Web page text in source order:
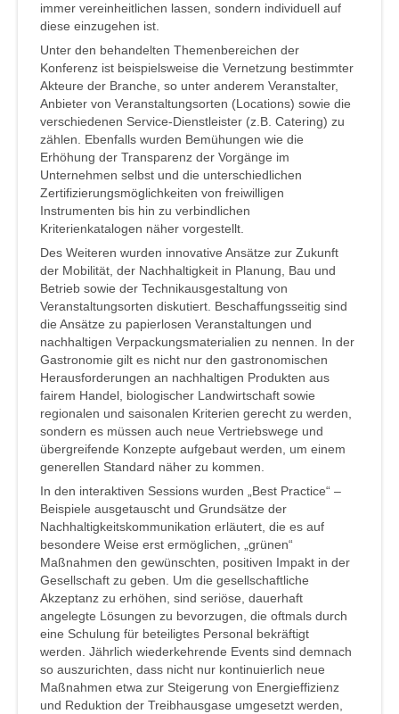
immer vereinheitlichen lassen, sondern individuell auf
diese einzugehen ist.
Unter den behandelten Themenbereichen der
Konferenz ist beispielsweise die Vernetzung bestimmter
Akteure der Branche, so unter anderem Veranstalter,
Anbieter von Veranstaltungsorten (Locations) sowie die
verschiedenen Service-Dienstleister (z.B. Catering) zu
zählen. Ebenfalls wurden Bemühungen wie die
Erhöhung der Transparenz der Vorgänge im
Unternehmen selbst und die unterschiedlichen
Zertifizierungsmöglichkeiten von freiwilligen
Instrumenten bis hin zu verbindlichen
Kriterienkatalogen näher vorgestellt.
Des Weiteren wurden innovative Ansätze zur Zukunft
der Mobilität, der Nachhaltigkeit in Planung, Bau und
Betrieb sowie der Technikausgestaltung von
Veranstaltungsorten diskutiert. Beschaffungsseitig sind
die Ansätze zu papierlosen Veranstaltungen und
nachhaltigen Verpackungsmaterialien zu nennen. In der
Gastronomie gilt es nicht nur den gastronomischen
Herausforderungen an nachhaltigen Produkten aus
fairem Handel, biologischer Landwirtschaft sowie
regionalen und saisonalen Kriterien gerecht zu werden,
sondern es müssen auch neue Vertriebswege und
übergreifende Konzepte aufgebaut werden, um einem
generellen Standard näher zu kommen.
In den interaktiven Sessions wurden „Best Practice“ –
Beispiele ausgetauscht und Grundsätze der
Nachhaltigkeitskommunikation erläutert, die es auf
besondere Weise erst ermöglichen, „grünen“
Maßnahmen den gewünschten, positiven Impakt in der
Gesellschaft zu geben. Um die gesellschaftliche
Akzeptanz zu erhöhen, sind seriöse, dauerhaft
angelegte Lösungen zu bevorzugen, die oftmals durch
eine Schulung für beteiligtes Personal bekräftigt
werden. Jährlich wiederkehrende Events sind demnach
so auszurichten, dass nicht nur kontinuierlich neue
Maßnahmen etwa zur Steigerung von Energieffizienz
und Reduktion der Treibhausgase umgesetzt werden,